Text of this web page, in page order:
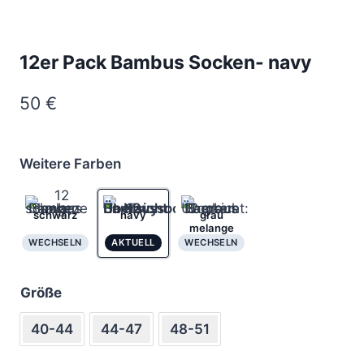
12er Pack Bambus Socken- navy
50 €
Weitere Farben
schwarz
WECHSELN
navy
AKTUELL
grau
melange
WECHSELN
Größe
40-44 44-47 48-51